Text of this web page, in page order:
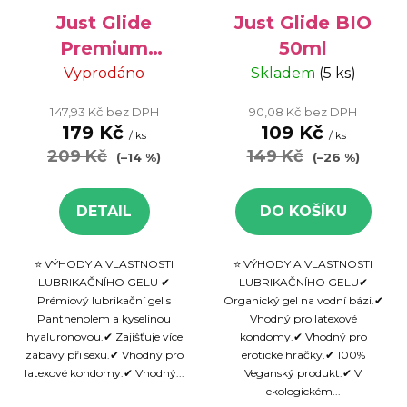
Just Glide
Premium
Original 200ml
Vyprodáno
147,93 Kč bez DPH
179 Kč / ks
209 Kč (–14 %)
DETAIL
⭐ VÝHODY A VLASTNOSTI
LUBRIKAČNÍHO GELU ✔
Prémiový lubrikační gel s
Panthenolem a kyselinou
hyaluronovou.✔ Zajišťuje více
zábavy při sexu.✔ Vhodný pro
latexové kondomy.✔ Vhodný...
Just Glide BIO
50ml
Skladem (5 ks)
90,08 Kč bez DPH
109 Kč / ks
149 Kč (–26 %)
DO KOŠÍKU
⭐ VÝHODY A VLASTNOSTI
LUBRIKAČNÍHO GELU✔
Organický gel na vodní bázi.✔
Vhodný pro latexové
kondomy.✔ Vhodný pro
erotické hračky.✔ 100%
Veganský produkt.✔ V
ekologickém...